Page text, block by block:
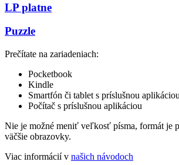
LP platne
Puzzle
Prečítate na zariadeniach:
Pocketbook
Kindle
Smartfón či tablet s príslušnou aplikáciou
Počítač s príslušnou aplikáciou
Nie je možné meniť veľkosť písma, formát je
väčšie obrazovky.
Viac informácií v našich návodoch